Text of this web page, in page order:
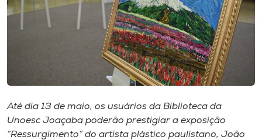
Editora
Museu
Unoesc
Store
Até dia 13 de maio, os usuários da Biblioteca da
Unoesc Joaçaba poderão prestigiar a exposição
“Ressurgimento” do artista plástico paulistano, João